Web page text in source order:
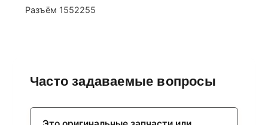
Разъём 1552255
Часто задаваемые вопросы